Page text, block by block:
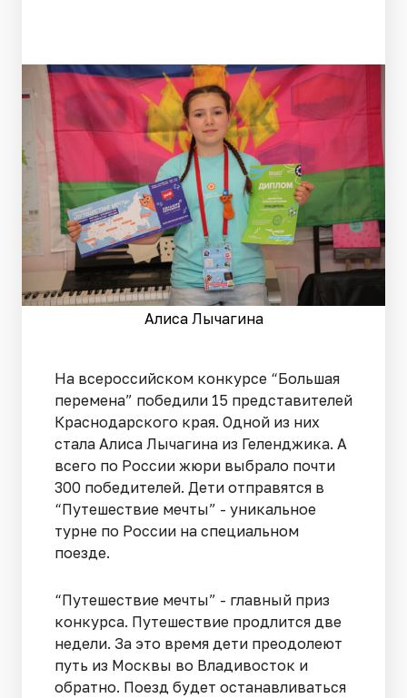
Алиса Лычагина
На всероссийском конкурсе “Большая
перемена” победили 15 представителей
Краснодарского края. Одной из них
стала Алиса Лычагина из Геленджика. А
всего по России жюри выбрало почти
300 победителей. Дети отправятся в
“Путешествие мечты” - уникальное
турне по России на специальном
поезде.
“Путешествие мечты” - главный приз
конкурса. Путешествие продлится две
недели. За это время дети преодолеют
путь из Москвы во Владивосток и
обратно. Поезд будет останавливаться